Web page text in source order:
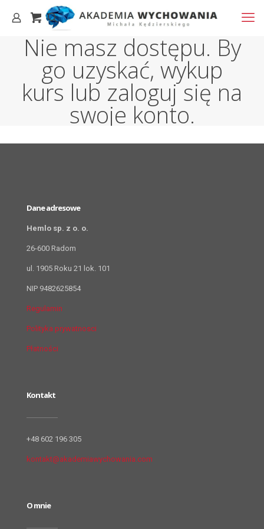
Nie masz dostępu. By
go uzyskać, wykup
kurs lub zaloguj się na
swoje konto.
Dane adresowe
Hemlo sp. z o. o.
26-600 Radom
ul. 1905 Roku 21 lok. 101
NIP 9482625854
Regulamin
Polityka prywatnosci
Płatności
Kontakt
+48 602 196 305
kontakt@akademiawychowania.com
O mnie